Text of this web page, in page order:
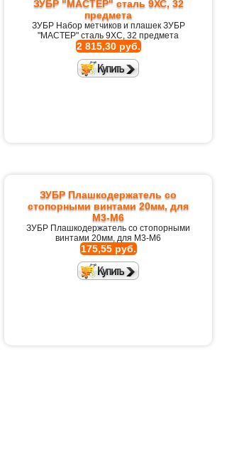
ЗУБР "МАСТЕР" сталь 9ХС, 32
предмета
ЗУБР Набор метчиков и плашек ЗУБР
"МАСТЕР" сталь 9ХС, 32 предмета
2 815,30 руб.
ЗУБР Плашкодержатель со
стопорными винтами 20мм, для
M3-M6
ЗУБР Плашкодержатель со стопорными
винтами 20мм, для M3-M6
175,55 руб.